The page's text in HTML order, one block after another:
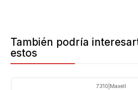
También podría
estos
7310 Maxell